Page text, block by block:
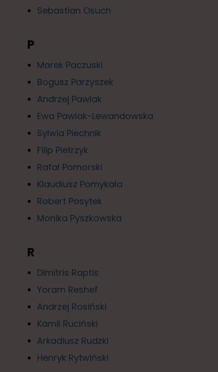
Sebastian Osuch
P
Marek Paczuski
Bogusz Parzyszek
Andrzej Pawlak
Ewa Pawlak-Lewandowska
Sylwia Piechnik
Filip Pietrzyk
Rafał Pomorski
Klaudiusz Pomykała
Robert Posytek
Monika Pyszkowska
R
Dimitris Raptis
Yoram Reshef
Andrzej Rosiński
Kamil Ruciński
Arkadiusz Rudzki
Henryk Rytwiński